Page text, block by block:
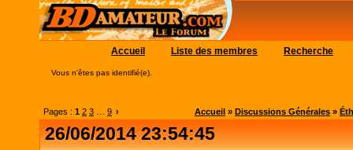
Accueil Liste des membres Recherche
Vous n'êtes pas identifié(e).
Pages : 1 2 3 9 › Accueil » Discussions Générales »
26/06/2014 23:54:45